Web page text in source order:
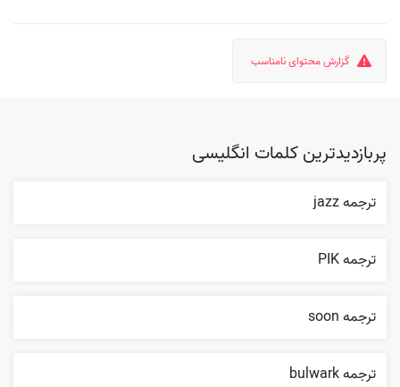
گزارش محتوای نامناسب
پربازدیدترین کلمات انگلیسی
ترجمه jazz
ترجمه PIK
ترجمه soon
ترجمه bulwark